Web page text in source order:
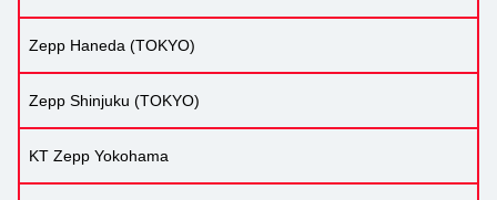
Zepp Haneda (TOKYO)
Zepp Shinjuku (TOKYO)
KT Zepp Yokohama